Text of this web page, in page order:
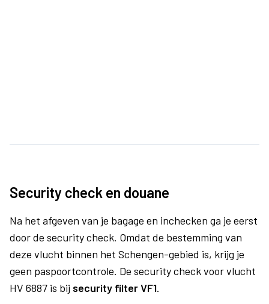
Security check en douane
Na het afgeven van je bagage en inchecken ga je eerst
door de security check. Omdat de bestemming van
deze vlucht binnen het Schengen-gebied is, krijg je
geen paspoortcontrole. De security check voor vlucht
HV 6887 is bij security filter VF1.